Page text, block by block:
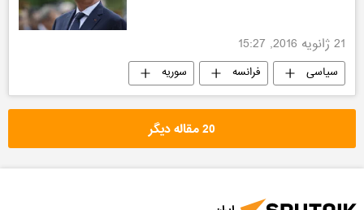
21 ژانویه 2016, 15:27
سیاسی فرانسه
سوریه
داعش
20 مقاله دیگر